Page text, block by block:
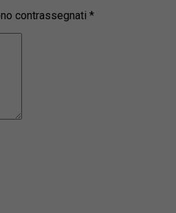
contrassegnati *